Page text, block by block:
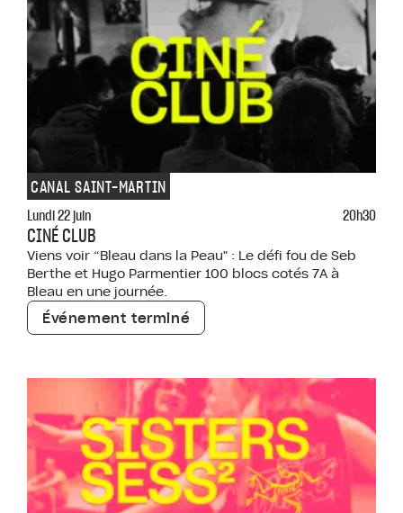
CANAL SAINT-MARTIN
Lundi 22 juin 20h30
CINÉ CLUB
Viens voir “Bleau dans la Peau" : Le défi fou de Seb
Berthe et Hugo Parmentier 100 blocs cotés 7A à
Bleau en une journée.
Événement terminé